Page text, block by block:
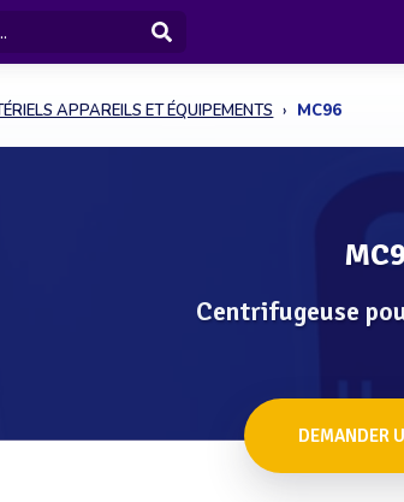
APPAREILS ET ÉQUIPEMENTS MC96
Centrifugeuse
DEMANDER